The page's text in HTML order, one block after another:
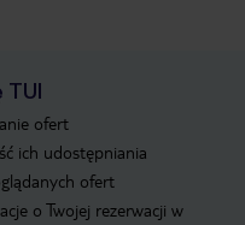
ofert
ich udostępniania
ofert
o Twojej rezerwacji w